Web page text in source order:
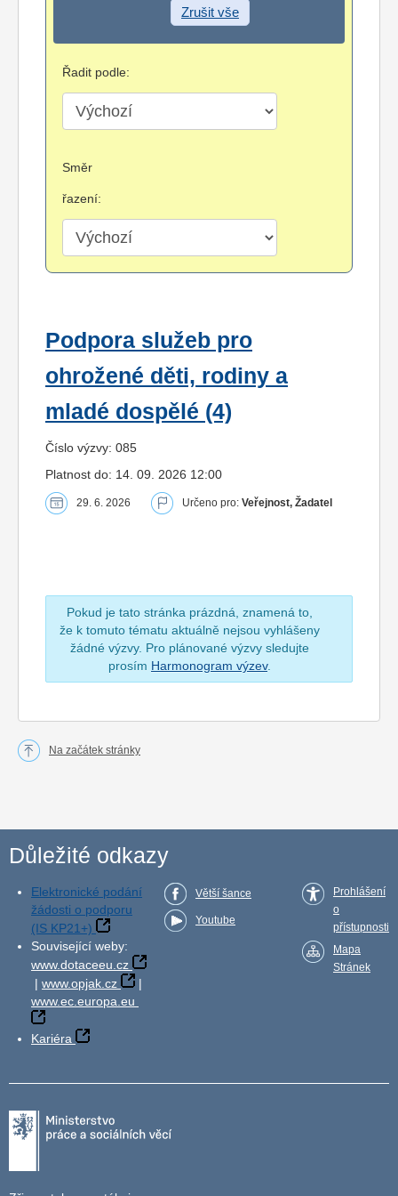
Zrušit vše
Řadit podle:
Směr
řazení:
Podpora služeb pro
ohrožené děti, rodiny a
mladé dospělé (4)
Číslo výzvy: 085
Platnost do: 14. 09. 2026 12:00
29. 6. 2026 Určeno pro: Veřejnost, Žadatel
Pokud je tato stránka prázdná, znamená to,
že k tomuto tématu aktuálně nejsou vyhlášeny
žádné výzvy. Pro plánované výzvy sledujte
prosím Harmonogram výzev.
Na začátek stránky
Důležité odkazy
Elektronické podání
žádosti o podporu
(IS KP21+)
Související weby:
www.dotaceeu.cz
| www.opjak.cz
|
www.ec.europa.eu
Kariéra
Větší šance
Youtube
Prohlášení
o
přístupnosti
Mapa
Stránek